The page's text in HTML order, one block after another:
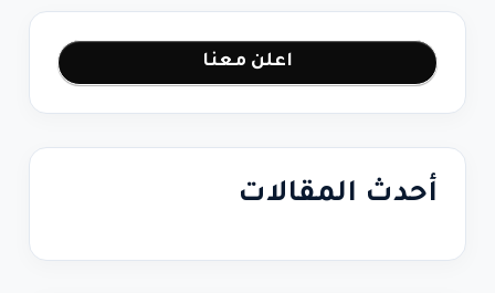
اعلن معنا
أحدث المقالات